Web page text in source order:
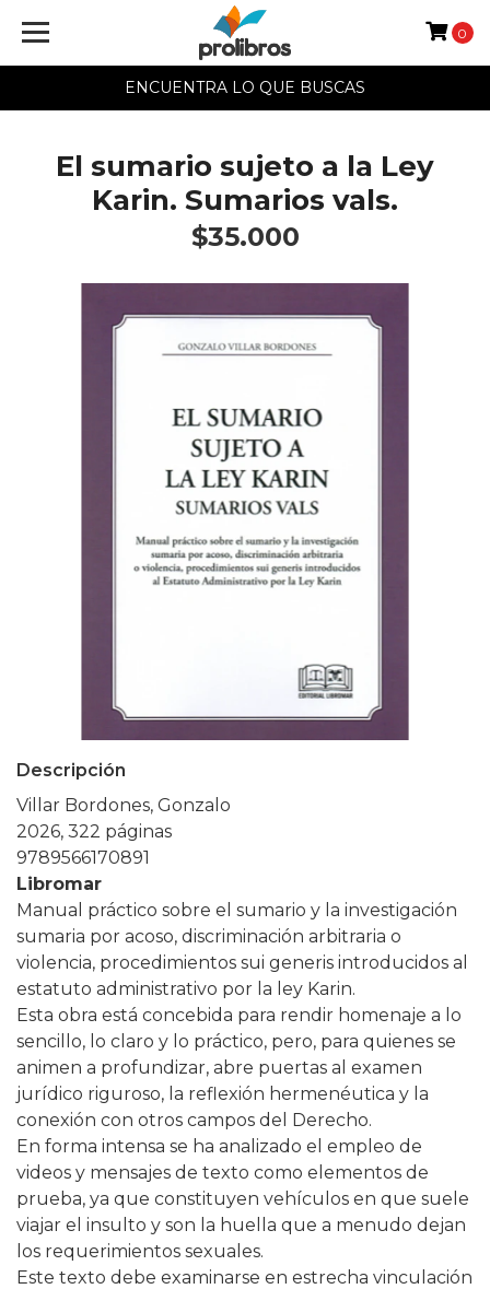
ENCUENTRA LO QUE BUSCAS
0
El sumario sujeto a la Ley
Karin. Sumarios vals.
$35.000
Descripción
Villar Bordones, Gonzalo
2026, 322 páginas
9789566170891
Libromar
Manual práctico sobre el sumario y la investigación
sumaria por acoso, discriminación arbitraria o
violencia, procedimientos sui generis introducidos al
estatuto administrativo por la ley Karin.
Esta obra está concebida para rendir homenaje a lo
sencillo, lo claro y lo práctico, pero, para quienes se
animen a profundizar, abre puertas al examen
jurídico riguroso, la reflexión hermenéutica y la
conexión con otros campos del Derecho.
En forma intensa se ha analizado el empleo de
videos y mensajes de texto como elementos de
prueba, ya que constituyen vehículos en que suele
viajar el insulto y son la huella que a menudo dejan
los requerimientos sexuales.
Este texto debe examinarse en estrecha vinculación